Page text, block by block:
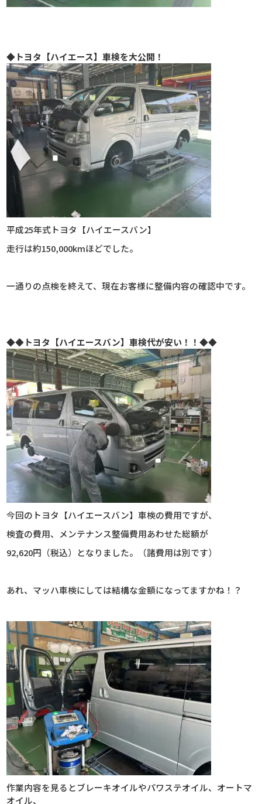
◆トヨタ 【ハイエース】車検を大公開！
平成25年式トヨタ【ハイエースバン】
走行は約150,000kmほどでした。
一通りの点検を終えて、現在お客様に整備内容の確認中です。
◆◆トヨタ【ハイエースバン】車検代が安い！！◆◆
今回のトヨタ【ハイエースバン】車検の費用ですが、
検査の費用、メンテナンス整備費用あわせた総額が
92,620円（税込）となりました。（諸費用は別です）
あれ、マッハ車検にしては結構な金額になってますかね！？
作業内容を見るとブレーキオイルやパワステオイル、オートマ
オイル、